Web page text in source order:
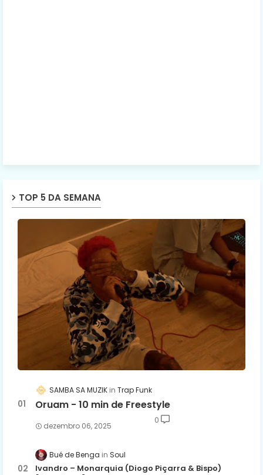
TOP 5 DA SEMANA
SAMBA SA MUZIK Trap Funk
Oruam - 10 min de Freestyle
dezembro 06, 2025
0
Bué de Benga Soul
Ivandro – Monarquia (Diogo Piçarra & Bispo)